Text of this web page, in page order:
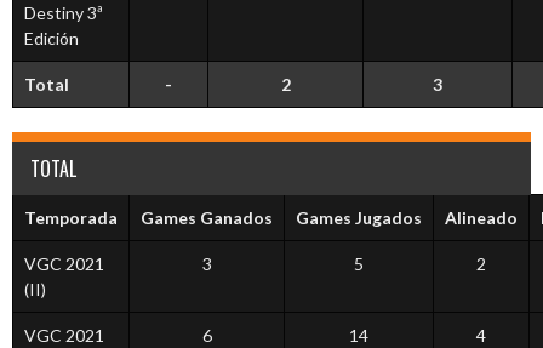
Destiny 3ª
Edición
Total - 2 3
TOTAL
Temporada Games Ganados Games Jugados Alineado
VGC 2021
(II)
3 5 2
VGC 2021
6 14 4